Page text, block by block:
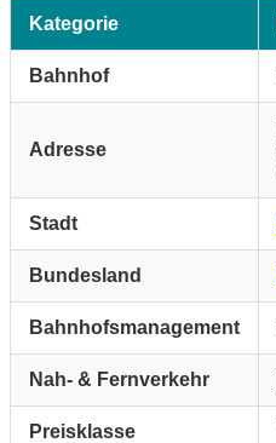
Kategorie
Bahnhof
Adresse
Stadt
Bundesland
Bahnhofsmanagement
Nah- & Fernverkehr
Preisklasse